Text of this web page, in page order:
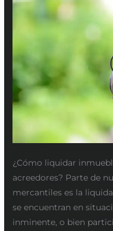
¿Cómo liquidar
acreedores? Parte de
mercantiles es la
se encuentran en
inminente, o bien
acreedores